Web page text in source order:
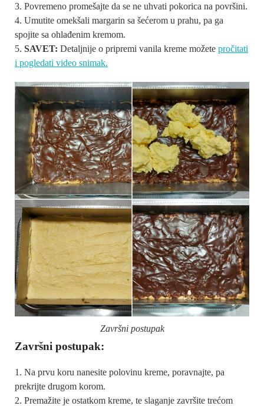
Povremeno promešajte da se ne uhvati pokorica na površini.
Umutite omekšali margarin sa šećerom u prahu, pa ga
spojite sa ohlađenim kremom.
SAVET: Detaljnije o pripremi vanila kreme možete pročitati
i pogledati video snimak.
Završni postupak
Završni postupak:
Na prvu koru nanesite polovinu kreme, poravnajte, pa
prekrijte drugom korom.
Premažite je ostatkom kreme, te slaganje završite trećom